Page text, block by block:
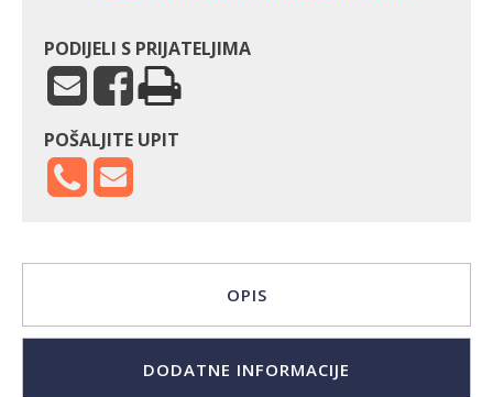
PODIJELI S PRIJATELJIMA
POŠALJITE UPIT
OPIS
DODATNE INFORMACIJE